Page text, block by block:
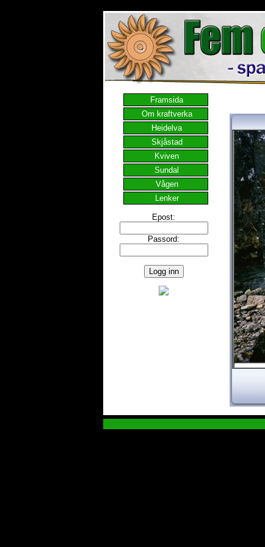
Framsida
Om kraftverka
Heidelva
Skjåstad
Kviven
Sundal
Vågen
Lenker
Epost:
Passord: